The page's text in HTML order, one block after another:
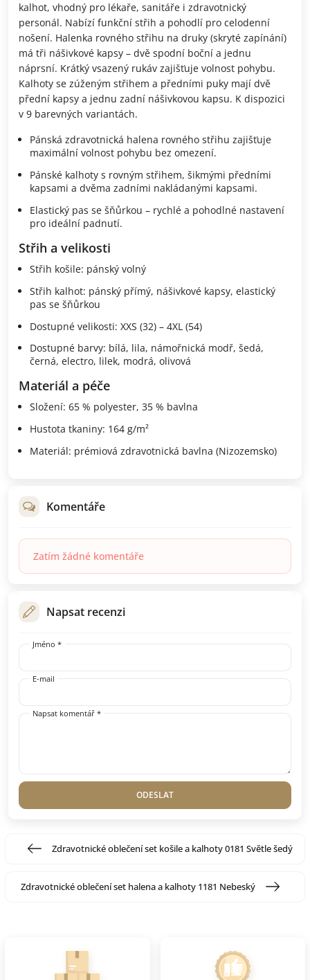
kalhot, vhodný pro lékaře, sanitáře i zdravotnický
personál. Nabízí funkční střih a pohodlí pro celodenní
nošení. Halenka rovného střihu na druky (skryté zapínání)
má tři nášivkové kapsy – dvě spodní boční a jednu
náprsní. Krátký vsazený rukáv zajišťuje volnost pohybu.
Kalhoty se zúženým střihem a předními puky mají dvě
přední kapsy a jednu zadní nášivkovou kapsu. K dispozici
v 9 barevných variantách.
Pánská zdravotnická halena rovného střihu zajišťuje
maximální volnost pohybu bez omezení.
Pánské kalhoty s rovným střihem, šikmými předními
kapsami a dvěma zadními nakládanými kapsami.
Elastický pas se šňůrkou – rychlé a pohodlné nastavení
pro ideální padnutí.
Střih a velikosti
Střih košile: pánský volný
Střih kalhot: pánský přímý, nášivkové kapsy, elastický
pas se šňůrkou
Dostupné velikosti: XXS (32) – 4XL (54)
Dostupné barvy: bílá, lila, námořnická modř, šedá,
černá, electro, lilek, modrá, olivová
Materiál a péče
Složení: 65 % polyester, 35 % bavlna
Hustota tkaniny: 164 g/m²
Materiál: prémiová zdravotnická bavlna (Nizozemsko)
Komentáře
Zatím žádné komentáře
Napsat recenzi
Jméno *
E-mail
Napsat komentář *
ODESLAT
Zdravotnické oblečení set košile a kalhoty 0181 Světle šedý
Zdravotnické oblečení set halena a kalhoty 1181 Nebeský